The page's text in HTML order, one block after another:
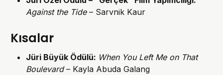
Against the Tide– Sarvnik Kaur
Kısalar
Jüri Büyük Ödülü: When You Left Me on That
Boulevard– Kayla Abuda Galang